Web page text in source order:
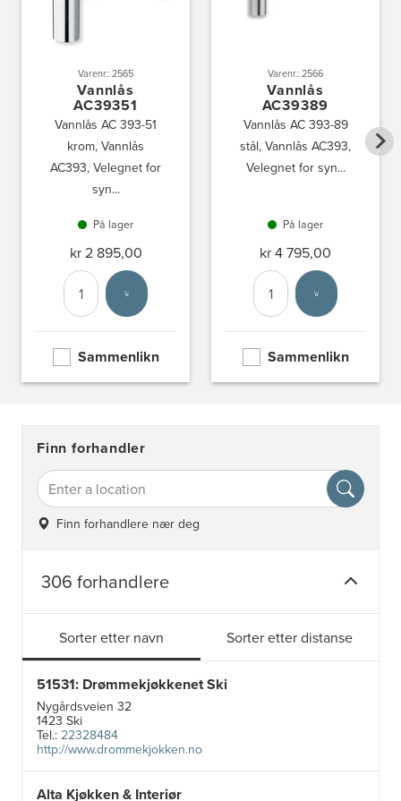
Varenr.: 2565
Vannlås
AC39351
Vannlås AC 393-51
krom, Vannlås
AC393, Velegnet for
syn...
På lager
kr 2 895,00
Antall
Velg enhet
Sammenlikn
Varenr.: 2566
Vannlås
AC39389
Vannlås AC 393-89
stål, Vannlås AC393,
Velegnet for syn...
På lager
kr 4 795,00
Antall
Velg enhet
Sammenlikn
Finn forhandler
Finn forhandlere nær deg
306 forhandlere
Sorter etter navn Sorter etter distanse
51531: Drømmekjøkkenet Ski
Nygårdsveien 32
1423 Ski
Tel.: 22328484
http://www.drommekjokken.no
Alta Kjøkken & Interiør